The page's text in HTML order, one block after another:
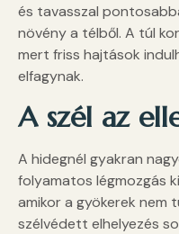
és tavasszal
növény a télből. A túl
mert friss hajtások
elfagynak.
A szél az
A hidegnél gyakran
folyamatos légmozgás
amikor a gyökerek nem
szélvédett elhelyezés